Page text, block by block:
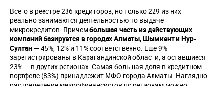
Всего в реестре 286 кредиторов, но только 229 из них
реально занимаются деятельностью по выдаче
микрокредитов. Причембольшая часть из действующих
компаний базируется в городах Алматы, Шымкент и Нур-
Султан — 45%, 12% и 11% соответственно. Еще 9%
зарегистрированы в Карагандинской области, а оставшиеся
23% — в других регионах. Самая большая доля в кредитном
портфеле (83%) принадлежит МФО города Алматы. Наглядно